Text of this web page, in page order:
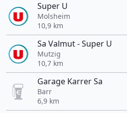
Super U
Molsheim
10,9 km
Sa Valmut - Super U
Mutzig
10,7 km
Garage Karrer Sa
Barr
6,9 km